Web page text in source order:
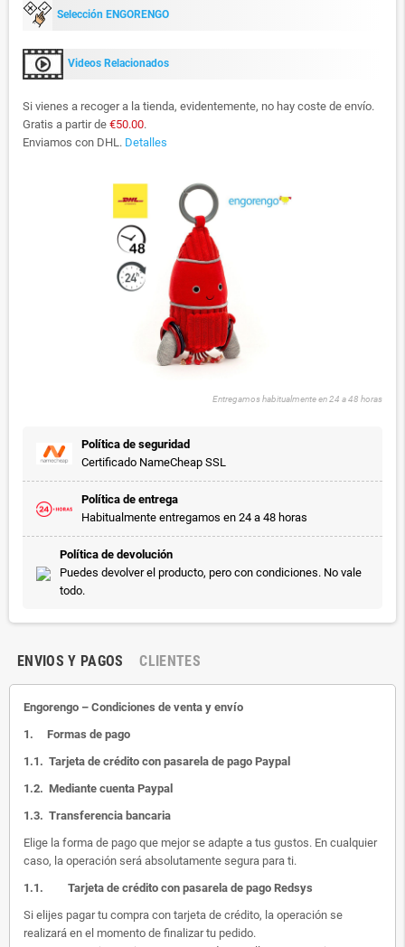
Selección ENGORENGO
Videos Relacionados
Si vienes a recoger a la tienda, evidentemente, no hay coste de envío.
Gratis a partir de €50.00.
Enviamos con DHL. Detalles
Entregamos habitualmente en 24 a 48 horas
Política de seguridad
Certificado NameCheap SSL
Política de entrega
Habitualmente entregamos en 24 a 48 horas
Política de devolución
Puedes devolver el producto, pero con condiciones. No vale
todo.
ENVIOS Y PAGOS CLIENTES
Engorengo – Condiciones de venta y envío
1. Formas de pago
1.1. Tarjeta de crédito con pasarela de pago Paypal
1.2. Mediante cuenta Paypal
1.3. Transferencia bancaria
Elige la forma de pago que mejor se adapte a tus gustos. En cualquier
caso, la operación será absolutamente segura para ti.
1.1. Tarjeta de crédito con pasarela de pago Redsys
Si elijes pagar tu compra con tarjeta de crédito, la operación se
realizará en el momento de finalizar tu pedido.